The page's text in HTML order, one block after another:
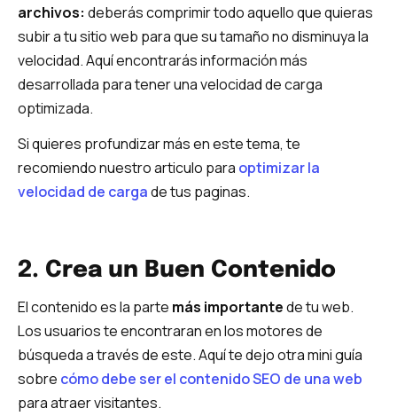
archivos: deberás comprimir todo aquello que quieras
subir a tu sitio web para que su tamaño no disminuya la
velocidad. Aquí encontrarás información más
desarrollada para tener una velocidad de carga
optimizada.
Si quieres profundizar más en este tema, te
recomiendo nuestro articulo para optimizar la
velocidad de cargade tus paginas.
2. Crea un Buen Contenido
El contenido es la parte más importantede tu web.
Los usuarios te encontraran en los motores de
búsqueda a través de este. Aquí te dejo otra mini guía
sobre cómo debe ser el contenido SEO de una web
para atraer visitantes.